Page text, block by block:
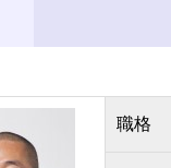
職格